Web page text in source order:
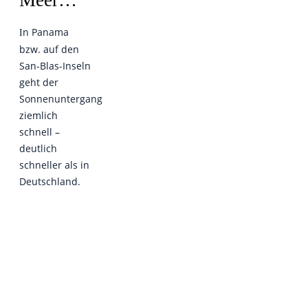
In Panama
bzw. auf den
San-Blas-Inseln
geht der
Sonnenuntergang
ziemlich
schnell –
deutlich
schneller als in
Deutschland.